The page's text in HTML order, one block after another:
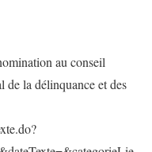
au conseil
de la délinquance et des